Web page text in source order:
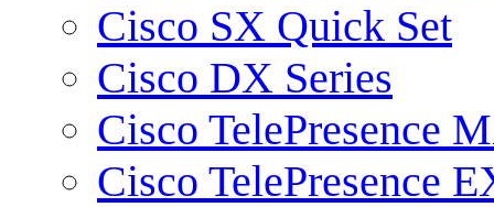
Cisco SX Quick Set
Cisco DX Series
Cisco TelePresence
Cisco TelePresence